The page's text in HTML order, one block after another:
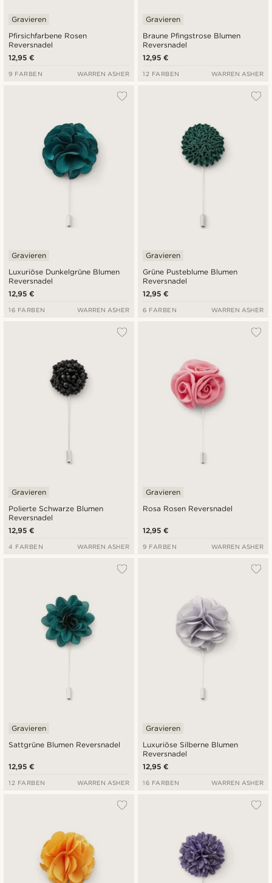
Pfirsichfarbene Rosen
Reversnadel
Gravieren
12,95 €
9 FARBEN WARREN ASHER
Braune Pfingstrose Blumen
Reversnadel
Gravieren
12,95 €
12 FARBEN WARREN ASHER
Luxuriöse Dunkelgrüne Blumen
Reversnadel
Gravieren
12,95 €
16 FARBEN WARREN ASHER
Grüne Pusteblume Blumen
Reversnadel
Gravieren
12,95 €
6 FARBEN WARREN ASHER
Polierte Schwarze Blumen
Reversnadel
Gravieren
12,95 €
4 FARBEN WARREN ASHER
Rosa Rosen Reversnadel
Gravieren
12,95 €
9 FARBEN WARREN ASHER
Sattgrüne Blumen Reversnadel
Gravieren
12,95 €
12 FARBEN WARREN ASHER
Luxuriöse Silberne Blumen
Reversnadel
Gravieren
12,95 €
16 FARBEN WARREN ASHER